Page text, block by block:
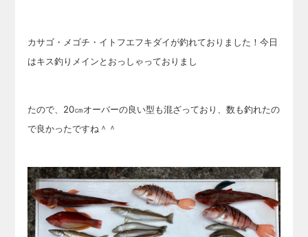
カサゴ・メゴチ・イトフエフキダイが釣れておりました！今日
はキス釣りメインとおっしゃっておりまし
たので、20㎝オーバーの良い型も混ざっており、数も釣れたの
で良かったですね＾＾